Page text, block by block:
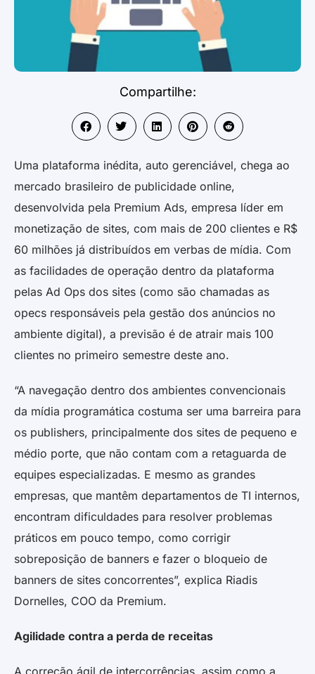
Compartilhe:
Uma plataforma inédita, auto gerenciável, chega ao
mercado brasileiro de publicidade online,
desenvolvida pela Premium Ads, empresa líder em
monetização de sites, com mais de 200 clientes e R$
60 milhões já distribuídos em verbas de mídia. Com
as facilidades de operação dentro da plataforma
pelas Ad Ops dos sites (como são chamadas as
opecs responsáveis pela gestão dos anúncios no
ambiente digital), a previsão é de atrair mais 100
clientes no primeiro semestre deste ano.
“A navegação dentro dos ambientes convencionais
da mídia programática costuma ser uma barreira para
os publishers, principalmente dos sites de pequeno e
médio porte, que não contam com a retaguarda de
equipes especializadas. E mesmo as grandes
empresas, que mantêm departamentos de TI internos,
encontram dificuldades para resolver problemas
práticos em pouco tempo, como corrigir
sobreposição de banners e fazer o bloqueio de
banners de sites concorrentes”, explica Riadis
Dornelles, COO da Premium.
Agilidade contra a perda de receitas
A correção ágil de intercorrências, assim como a